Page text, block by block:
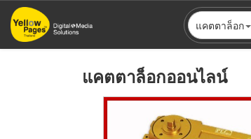
ข้าม
ไป
แคตตาล็อก
แคตตาล็อกออนไลน์